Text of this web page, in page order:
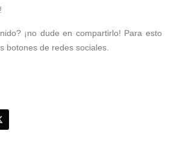
¡no dude en compartirlo! Para esto
botones de redes sociales.